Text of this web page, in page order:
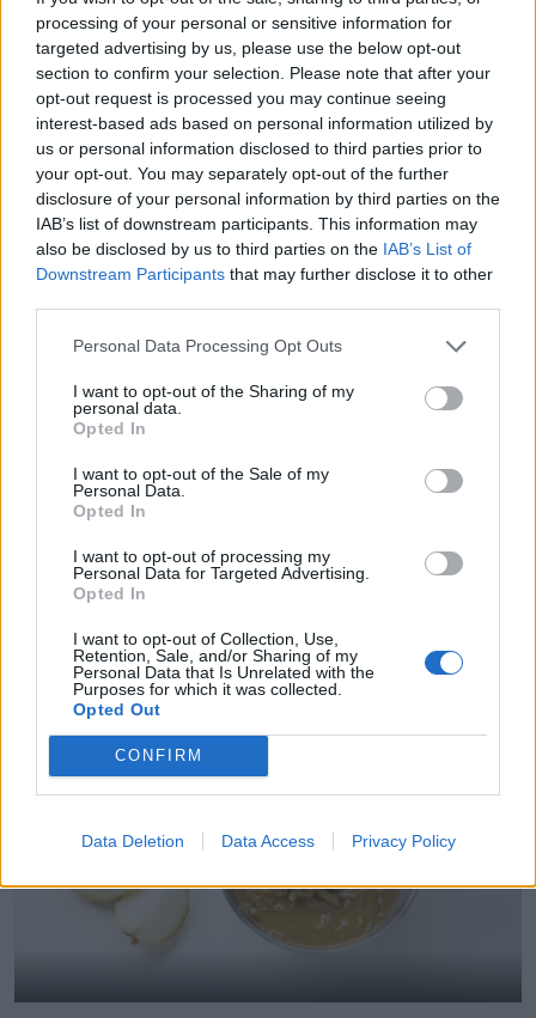
processing of your personal or sensitive information for
targeted advertising by us, please use the below opt-out
section to confirm your selection. Please note that after your
opt-out request is processed you may continue seeing
interest-based ads based on personal information utilized by
us or personal information disclosed to third parties prior to
your opt-out. You may separately opt-out of the further
disclosure of your personal information by third parties on the
IAB’s list of downstream participants. This information may
also be disclosed by us to third parties on the IAB’s List of
Downstream Participants that may further disclose it to other
Personal Data Processing Opt Outs
I want to opt-out of the Sharing of my
personal data.
Opted In
I want to opt-out of the Sale of my
Personal Data.
Opted In
I want to opt-out of processing my
Personal Data for Targeted Advertising.
Opted In
I want to opt-out of Collection, Use,
Retention, Sale, and/or Sharing of my
Personal Data that Is Unrelated with the
Purposes for which it was collected.
Opted Out
CONFIRM
Data Deletion Data Access Privacy Policy
Ķiploku ziedu pesto ar zilo sieru